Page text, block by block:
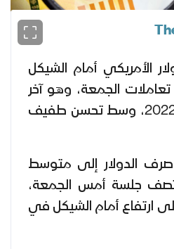
الأمريكي أمام الشيكل
الجمعة، وهو آخر
يوم تداول في عام 2022، وسط تحسن طفيف
الدولار إلى متوسط
جلسة أمس الجمعة،
ارتفاع أمام الشيكل في